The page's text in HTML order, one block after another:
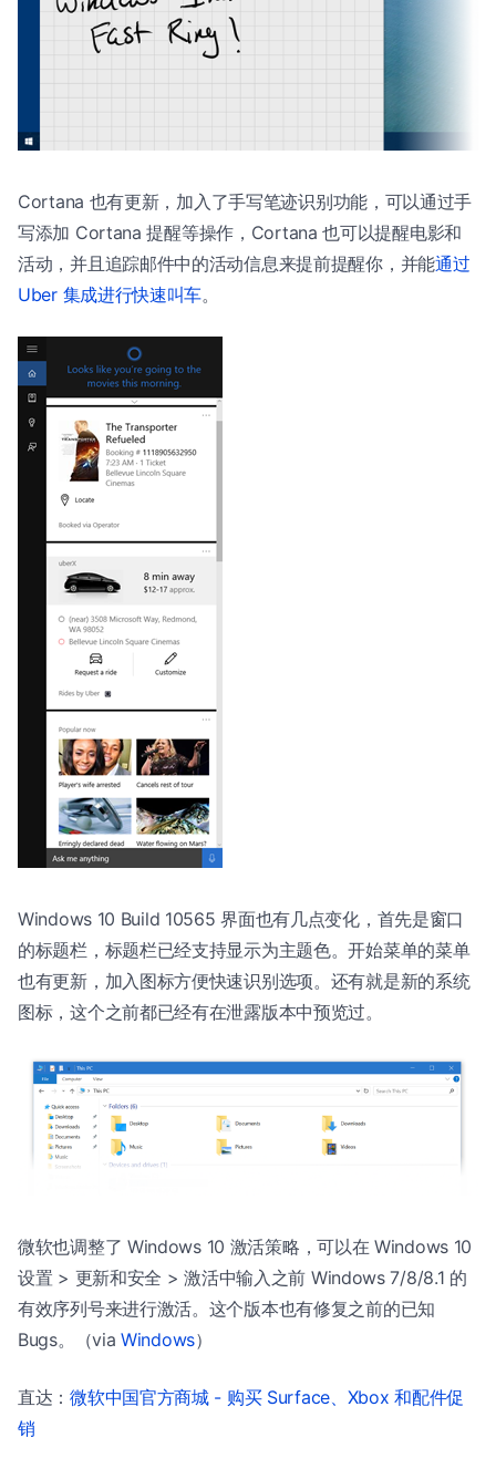
Cortana 也有更新，加入了手写笔迹识别功能，可以通过手
写添加 Cortana 提醒等操作，Cortana 也可以提醒电影和
活动，并且追踪邮件中的活动信息来提前提醒你，并能通过
Uber 集成进行快速叫车。
Windows 10 Build 10565 界面也有几点变化，首先是窗口
的标题栏，标题栏已经支持显示为主题色。开始菜单的菜单
也有更新，加入图标方便快速识别选项。还有就是新的系统
图标，这个之前都已经有在泄露版本中预览过。
微软也调整了 Windows 10 激活策略，可以在 Windows 10
设置 > 更新和安全 > 激活中输入之前 Windows 7/8/8.1 的
有效序列号来进行激活。这个版本也有修复之前的已知
Bugs。（viaWindows）
直达：微软中国官方商城 - 购买 Surface、Xbox 和配件促
销